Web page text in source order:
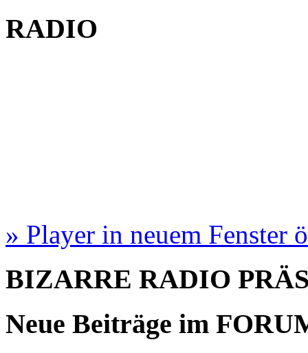
RADIO
» Player in neuem Fenster
BIZARRE RADIO
Neue Beiträge im